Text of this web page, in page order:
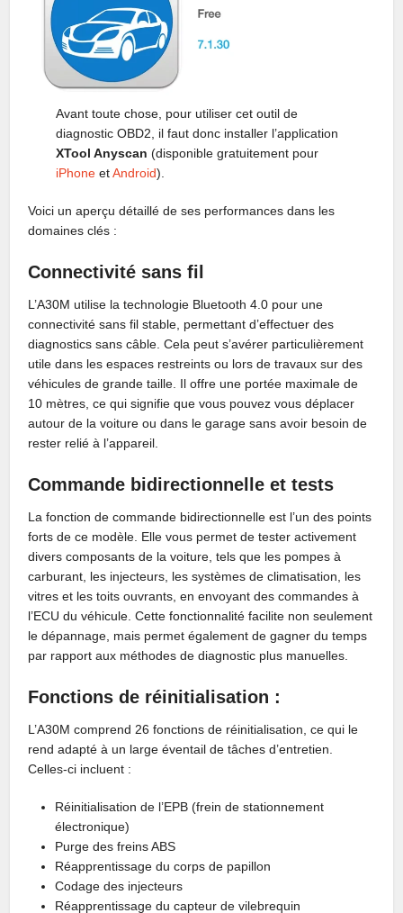
Avant toute chose, pour utiliser cet outil de
diagnostic OBD2, il faut donc installer l’application
XTool Anyscan (disponible gratuitement pour
iPhone etAndroid).
Voici un aperçu détaillé de ses performances dans les
domaines clés :
Connectivité sans fil
L’A30M utilise la technologie Bluetooth 4.0 pour une
connectivité sans fil stable, permettant d’effectuer des
diagnostics sans câble. Cela peut s’avérer particulièrement
utile dans les espaces restreints ou lors de travaux sur des
véhicules de grande taille. Il offre une portée maximale de
10 mètres, ce qui signifie que vous pouvez vous déplacer
autour de la voiture ou dans le garage sans avoir besoin de
rester relié à l’appareil.
Commande bidirectionnelle et tests
La fonction de commande bidirectionnelle est l’un des points
forts de ce modèle. Elle vous permet de tester activement
divers composants de la voiture, tels que les pompes à
carburant, les injecteurs, les systèmes de climatisation, les
vitres et les toits ouvrants, en envoyant des commandes à
l’ECU du véhicule. Cette fonctionnalité facilite non seulement
le dépannage, mais permet également de gagner du temps
par rapport aux méthodes de diagnostic plus manuelles.
Fonctions de réinitialisation :
L’A30M comprend 26 fonctions de réinitialisation, ce qui le
rend adapté à un large éventail de tâches d’entretien.
Celles-ci incluent :
Réinitialisation de l’EPB (frein de stationnement
électronique)
Purge des freins ABS
Réapprentissage du corps de papillon
Codage des injecteurs
Réapprentissage du capteur de vilebrequin